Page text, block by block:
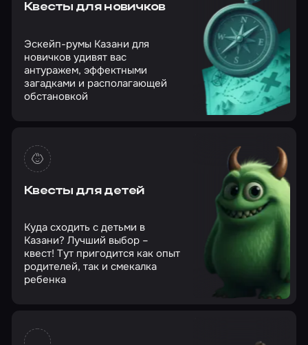
Квесты для новичков
Эскейп-румы Казани для
новичков удивят вас
антуражем, эффектными
загадками и располагающей
обстановкой
Квесты для детей
Куда сходить с детьми в
Казани? Лучший выбор –
квест! Тут пригодится как опыт
родителей, так и смекалка
ребенка